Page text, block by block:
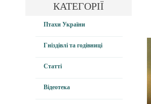
КАТЕГОРІЇ
Птахи України
Гніздівлі та годівниці
Статті
Відеотека